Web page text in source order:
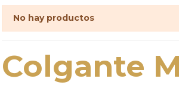
No hay productos
Colgante